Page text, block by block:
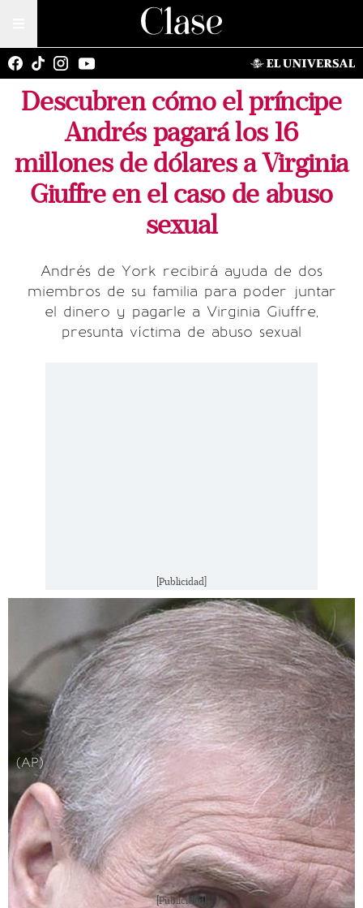
Descubren cómo el príncipe
Andrés pagará los 16
millones de dólares a Virginia
Giuffre en el caso de abuso
sexual
Andrés de York recibirá ayuda de dos
miembros de su familia para poder juntar
el dinero y pagarle a Virginia Giuffre,
presunta víctima de abuso sexual
[Publicidad]
(AP)
[Publicidad]